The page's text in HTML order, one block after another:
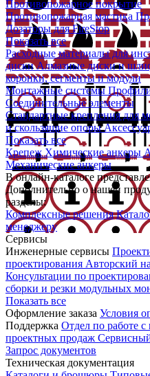
Противопожарное покрытие
Противопожарная мастика
Дозаторы для FireStop
Показать все
Расходные материалы для
дискиАлмазные диски и
коронки, сегменты и модули
Монтажные системы
Соединительные элементы
Стандартные крепления для
и скользящие опоры
Показать все
КрепежХимические анкеры
Механические анкеры
В онлайн-каталоге
Дополнительно о нашей
разделы:
Комплексные решения
менеджеру
Сервисы
Инженерные сервисы
проектирования Авторский
Консультации по
сборки и резки модульных
Показать все
Оформление заказа Условия
Поддержка Отдел по работе с
проектных продаж
Запрос документов
Техническая документация